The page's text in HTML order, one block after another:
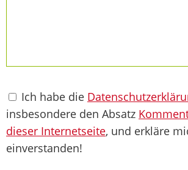
Ich habe die
insbesondere den Absatz
dieser Internetseite, und erkläre
einverstanden!